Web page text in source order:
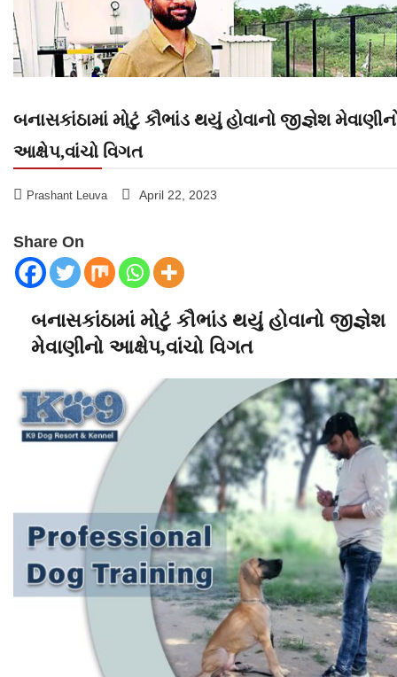
બનાસકાંઠામાં મોટું કૌભાંડ થયું હોવાનો જીજ્ઞેશ
આક્ષેપ,વાંચો વિગત
Prashant Leuva April 22, 2023
Share On
બનાસકાંઠામાં મોટું કૌભાંડ થયું હોવાનો જીજ્ઞેશ
મેવાણીનો આક્ષેપ,વાંચો વિગત